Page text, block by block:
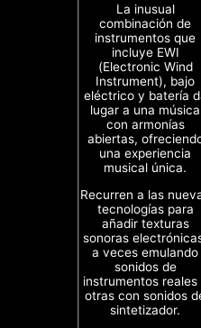
La inusual
combinación de
instrumentos que
incluye EWI
(Electronic Wind
Instrument), bajo
eléctrico y batería
lugar a una música
con armonías
abiertas,
una experiencia
musical única.
Recurren a las
tecnologías para
añadir texturas
sonoras
a veces emulando
sonidos de
instrumentos reales
otras con sonidos
sintetizador.